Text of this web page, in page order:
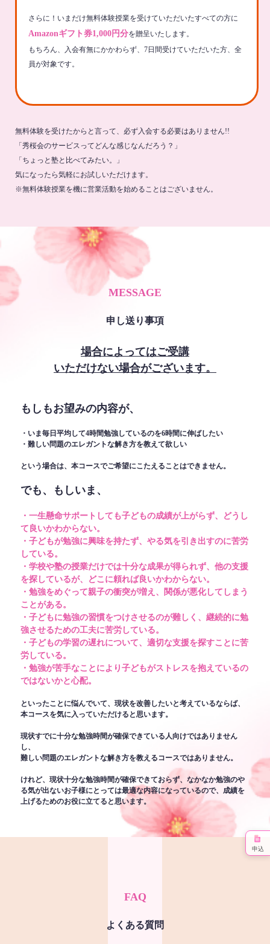
さらに！いまだけ無料体験授業を受けていただいたすべての方に
Amazonギフト券1,000円分を贈呈いたします。
もちろん、入会有無にかかわらず、7日間受けていただいた方、全
員が対象です。
無料体験を受けたからと言って、必ず入会する必要はありません!!
「秀桜会のサービスってどんな感じなんだろう？」
「ちょっと塾と比べてみたい。」
気になったら気軽にお試しいただけます。
※無料体験授業を機に営業活動を始めることはございません。
MESSAGE
申し送り事項
場合によってはご受講
いただけない場合がございます。
もしもお望みの内容が、
・いま毎日平均して4時間勉強しているのを6時間に伸ばしたい
・難しい問題のエレガントな解き方を教えて欲しい
という場合は、本コースでご希望にこたえることはできません。
でも、もしいま、
・一生懸命サポートしても子どもの成績が上がらず、どうし
て良いかわからない。
・子どもが勉強に興味を持たず、やる気を引き出すのに苦労
している。
・学校や塾の授業だけでは十分な成果が得られず、他の支援
を探しているが、どこに頼れば良いかわからない。
・勉強をめぐって親子の衝突が増え、関係が悪化してしまう
ことがある。
・子どもに勉強の習慣をつけさせるのが難しく、継続的に勉
強させるための工夫に苦労している。
・子どもの学習の遅れについて、適切な支援を探すことに苦
労している。
・勉強が苦手なことにより子どもがストレスを抱えているの
ではないかと心配。
といったことに悩んでいて、現状を改善したいと考えているならば、
本コースを気に入っていただけると思います。
現状すでに十分な勉強時間が確保できている人向けではありません
し、
難しい問題のエレガントな解き方を教えるコースではありません。
けれど、現状十分な勉強時間が確保できておらず、なかなか勉強のや
る気が出ないお子様にとっては最適な内容になっているので、成績を
上げるためのお役に立てると思います。
FAQ
よくある質問
申込